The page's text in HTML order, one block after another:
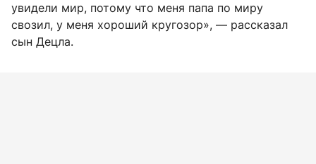
увидели мир, потому что меня папа по миру
свозил, у меня хороший кругозор», — рассказал
сын Децла.